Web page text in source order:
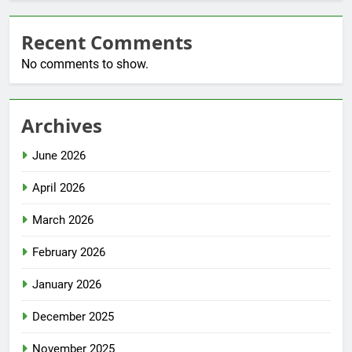
Recent Comments
No comments to show.
Archives
June 2026
April 2026
March 2026
February 2026
January 2026
December 2025